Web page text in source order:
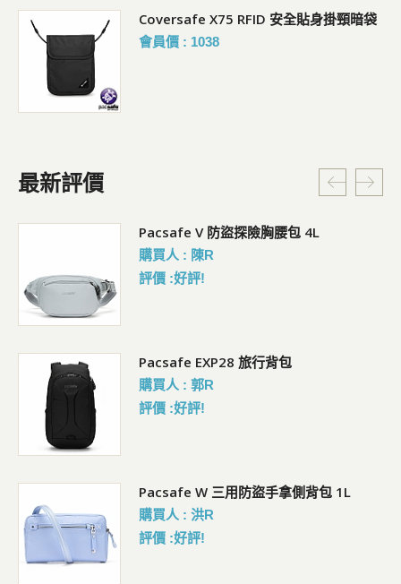
Coversafe X75 RFID 安全貼身掛頸暗袋
會員價 : 1038
最新評價
Pacsafe V 防盜探險胸腰包 4L
購買人 : 陳R
評價 :好評!
Pacsafe EXP28 旅行背包
購買人 : 郭R
評價 :好評!
Pacsafe W 三用防盜手拿側背包 1L
購買人 : 洪R
評價 :好評!